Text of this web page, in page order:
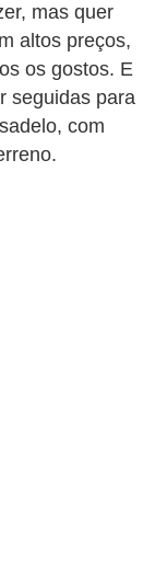
mas quer
altos preços,
os gostos. E
seguidas para
com